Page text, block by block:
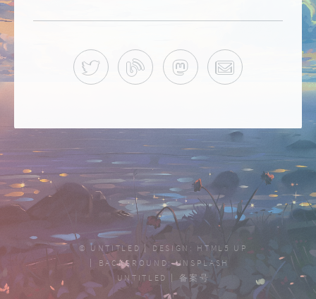
推特 小城寒风
© UNTITLED DESIGN: HTML5 UP
BACKGROUND:UNSPLASH
UNTITLED
备案号